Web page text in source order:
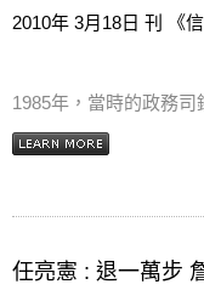
2010年 3月18日 刊 《
1985年，當時的政務
任亮憲 : 退一萬步